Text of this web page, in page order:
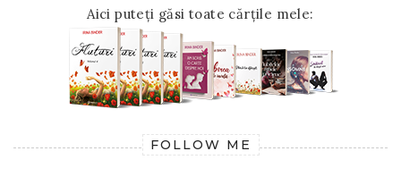
Aici puteți găsi toate cărțile mele:
FOLLOW ME